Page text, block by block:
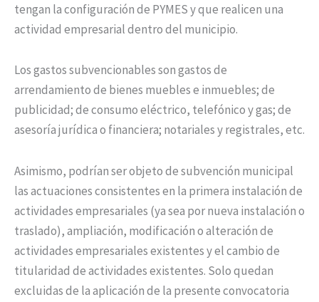
tengan la configuración de PYMES y que realicen una
actividad empresarial dentro del municipio.
Los gastos subvencionables son gastos de
arrendamiento de bienes muebles e inmuebles; de
publicidad; de consumo eléctrico, telefónico y gas; de
asesoría jurídica o financiera; notariales y registrales, etc.
Asimismo, podrían ser objeto de subvención municipal
las actuaciones consistentes en la primera instalación de
actividades empresariales (ya sea por nueva instalación o
traslado), ampliación, modificación o alteración de
actividades empresariales existentes y el cambio de
titularidad de actividades existentes. Solo quedan
excluidas de la aplicación de la presente convocatoria